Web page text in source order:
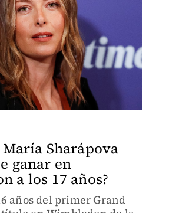
María Sharápova
ganar en
a los 17 años?
años del primer Grand